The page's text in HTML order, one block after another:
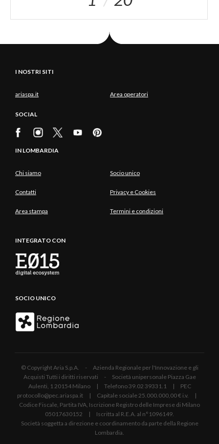
I NOSTRI SITI
ariaspa.it Area operatori
SOCIAL
IN LOMBARDIA
Chi siamo Socio unico
Contatti Privacy e Cookies
Area stampa Termini e condizioni
INTEGRATO CON
SOCIO UNICO
© Copyright Aria S.p.A. - Azienda Regionale per l'Innovazione e gli
Acquisti Tutti i diritti riservati - Società unipersonale Piazza Gae
Aulenti, 1 20154 Milano | Telefono 39.02 39331.1 | PEC
protocollo@pec.ariaspa.it | Capitale sociale 25.000.000,00 € i.v. |
Codice Fiscale, Partita IVA, Iscrizione Registro delle Imprese di Milano
05017630152 | Iscritta al R.E.A. al n°1096149.
Società soggetta a direzione e coordinamento da parte della Regione
Lombardia.